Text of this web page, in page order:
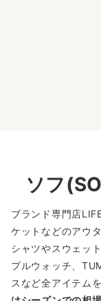
ソフ
ブランド専門店
ケットなどのアウ
シャツやスウェッ
プルウォッチ、
スなど全アイテム